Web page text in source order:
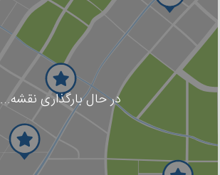
در حال بارگذاری نقشه...